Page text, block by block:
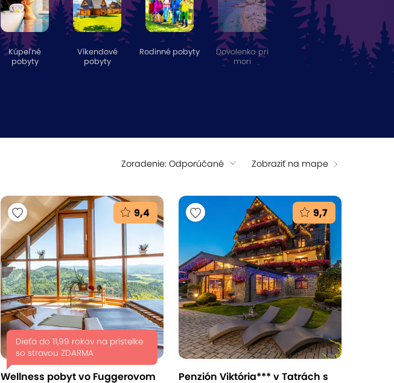
Kúpeľné
pobyty
Víkendové
pobyty
Rodinné pobyty
Dovolenka pri
mori
Zoradenie: Odporúčané Zobraziť na mape
9,4
Dieťa do 11,99 rokov na prístelke
so stravou ZDARMA
Wellness pobyt vo Fuggerovom
9,7
Penzión Viktória*** v Tatrách s